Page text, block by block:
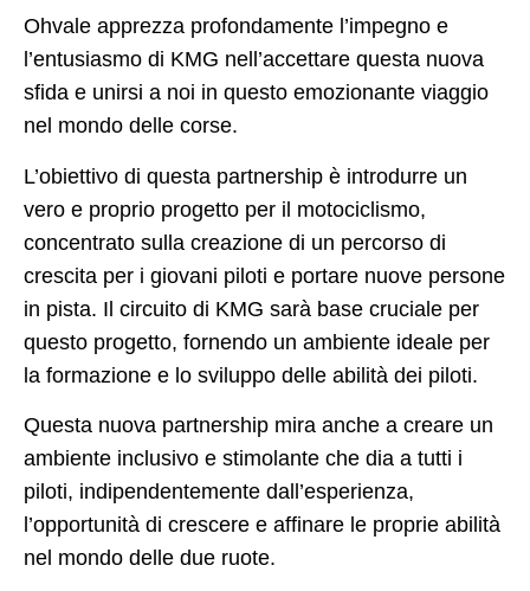
Ohvale apprezza profondamente l’impegno e
l’entusiasmo di KMG nell’accettare questa nuova
sfida e unirsi a noi in questo emozionante viaggio
nel mondo delle corse.
L’obiettivo di questa partnership è introdurre un
vero e proprio progetto per il motociclismo,
concentrato sulla creazione di un percorso di
crescita per i giovani piloti e portare nuove persone
in pista. Il circuito di KMG sarà base cruciale per
questo progetto, fornendo un ambiente ideale per
la formazione e lo sviluppo delle abilità dei piloti.
Questa nuova partnership mira anche a creare un
ambiente inclusivo e stimolante che dia a tutti i
piloti, indipendentemente dall’esperienza,
l’opportunità di crescere e affinare le proprie abilità
nel mondo delle due ruote.